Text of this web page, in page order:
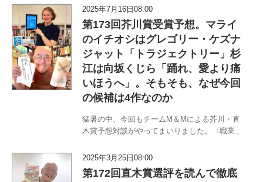
マライ・メントラインと〈書評から浪曲まで〉
杉江松恋のチームM＆Mが7月16日に選考会が行
われる第173回芥川・直木…
2025年7月16日08:00
第173回芥川賞受賞予想。マライ
のイチオシはグレゴリー・ケズナ
ジャット「トラジェクトリー」杉
江は向坂くじら「踊れ、愛より痛
いほうへ」。そもそも、なぜ今回
の候補は4作なのか
猛暑の中、今回もチームM＆Mによる芥川・直
木賞予想対談がやってまいりました。〈職業は
浪曲まで〉杉江松恋のチームM＆Mが7月16日に
選考会が行われる第173回芥川・直木賞予想に
挑みます。果たして栄冠を…
2025年3月25日08:00
第172回直木賞選評を読んで徹底